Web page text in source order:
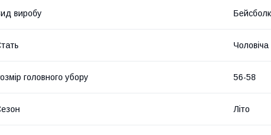
виробу
Чоловіча
головного убору 56-58
Літо